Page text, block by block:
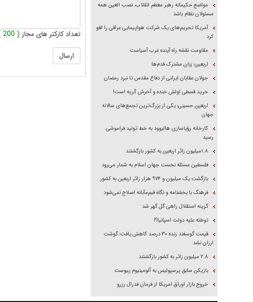
تعداد کارکتر های مجاز ( 200 )
مواضع حکیمانه رهبر معظم انقلاب، نصب العین همه
مسئولان نظام باشد
آمریکا تحریم‌های یک شرکت هواپیمایی عراقی را لغو
کرد
مقاومت نقشه راه آینده غرب آسیاست
اربعین؛ زبان مشترک قدم‌ها
جولان عقابان ایرانی از دفاع مقدس تا نبرد رمضان
خرید قسطی اولش خنده و آخرش گریه است!
اربعین حسینی؛ یکی از بزرگ‌ترین تجمع‌های سالانه
جهان
کارخانه رؤیاسازی هالیوود به خط تولید فراموشی
رسید
۱.۸میلیون زائر اربعین به کشور بازگشتند
فلسطین مسئله نخست جهان اسلام به شمار می‌رود
بازگشت یک میلیون و ۹۷۴ هزار زائر اربعین به کشور
فرهنگ با بخشنامه و نگاه قیم‌مآبانه اصلاح نمی‌شود
گزینه استقلال راهی گل گهر شد
توطئه علیه دولت اسپانیا؟!
قیمت گوسفند زنده ۳۰ درصد کاهش یافت؛ گوشت
ارزان نشد
۲.۸ میلیون زائر به کشور بازگشتند
بازیکن سابق پرسپولیس به آلومینیوم پیوست
خروج بازار اوراق امریکا از فرمان فدرال رزرو